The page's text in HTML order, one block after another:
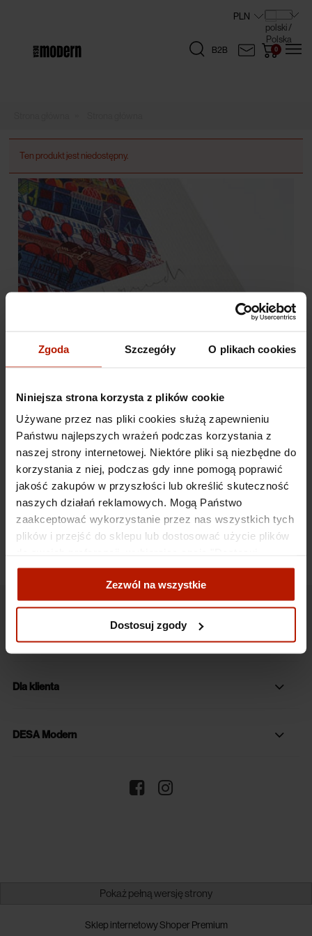
Zgoda Szczegóły O plikach cookies
Niniejsza strona korzysta z plików cookie
Używane przez nas pliki cookies służą zapewnieniu
Państwu najlepszych wrażeń podczas korzystania z
naszej strony internetowej. Niektóre pliki są niezbędne do
korzystania z niej, podczas gdy inne pomogą poprawić
jakość zakupów w przyszłości lub określić skuteczność
naszych działań reklamowych. Mogą Państwo
zaakceptować wykorzystanie przez nas wszystkich tych
plików i przejść do sklepu lub dostosować użycie plików
zgody".
Więcej o plikach cookies przeczytasz w naszej Polityce
Zezwól na wszystkie
Dostosuj zgody
B2B
Ten produkt jest niedostępny.
Dane firmy
Dla klienta
DESA Modern
Pokaż pełną wersję strony
Sklep internetowy Shoper Premium